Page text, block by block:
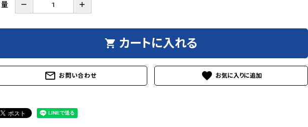
－ ＋
shopping_cart カートに入れる
mail_outline お問い合わせ favorite